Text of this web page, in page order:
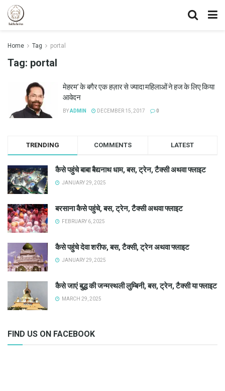
Home Tag portal
Tag: portal
मेहरम’ के बगैर एक हज़ार से ज्यादा महिलाओं ने हज के लिए किया
आवेदन
BYADMIN DECEMBER 15, 2017 0
TRENDING COMMENTS LATEST
कैसे पहुंचे बाबा बैद्यनाथ धाम, बस, ट्रेन, टैक्सी अथवा फ्लाइट
JANUARY 29, 2025
बरसाना कैसे पहुंचे, बस, ट्रेन, टैक्सी अथवा फ्लाइट
FEBRUARY 6, 2025
कैसे पहुंचे देवा शरीफ, बस, टैक्सी, ट्रेन अथवा फ्लाइट
JANUARY 29, 2025
कैसे जाएं बुद्ध की जन्मस्थली लुम्बिनी, बस, ट्रेन, टैक्सी या फ्लाइट
MARCH 29, 2025
FIND US ON FACEBOOK